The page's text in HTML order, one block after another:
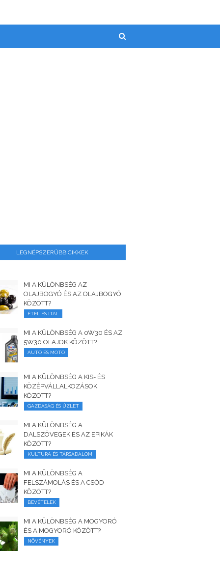
LEGNÉPSZERŰBB CIKKEK
MI A KÜLÖNBSÉG AZ
OLAJBOGYÓ ÉS AZ OLAJBOGYÓ
KÖZÖTT?
ÉTEL ÉS ITAL
MI A KÜLÖNBSÉG A 0W30 ÉS AZ
5W30 OLAJOK KÖZÖTT?
AUTO ÉS MOTO
MI A KÜLÖNBSÉG A KIS- ÉS
KÖZÉPVÁLLALKOZÁSOK
KÖZÖTT?
GAZDASÁG ÉS ÜZLET
MI A KÜLÖNBSÉG A
DALSZÖVEGEK ÉS AZ EPIKÁK
KÖZÖTT?
KULTÚRA ÉS TÁRSADALOM
MI A KÜLÖNBSÉG A
FELSZÁMOLÁS ÉS A CSŐD
KÖZÖTT?
BEVÉTELEK
MI A KÜLÖNBSÉG A MOGYORÓ
ÉS A MOGYORÓ KÖZÖTT?
NÖVÉNYEK